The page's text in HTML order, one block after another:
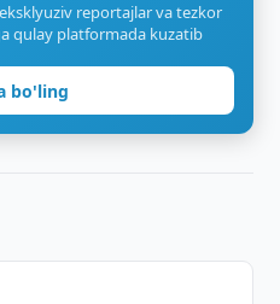
reportajlar va tezkor
qulay platformada kuzatib
bo'ling